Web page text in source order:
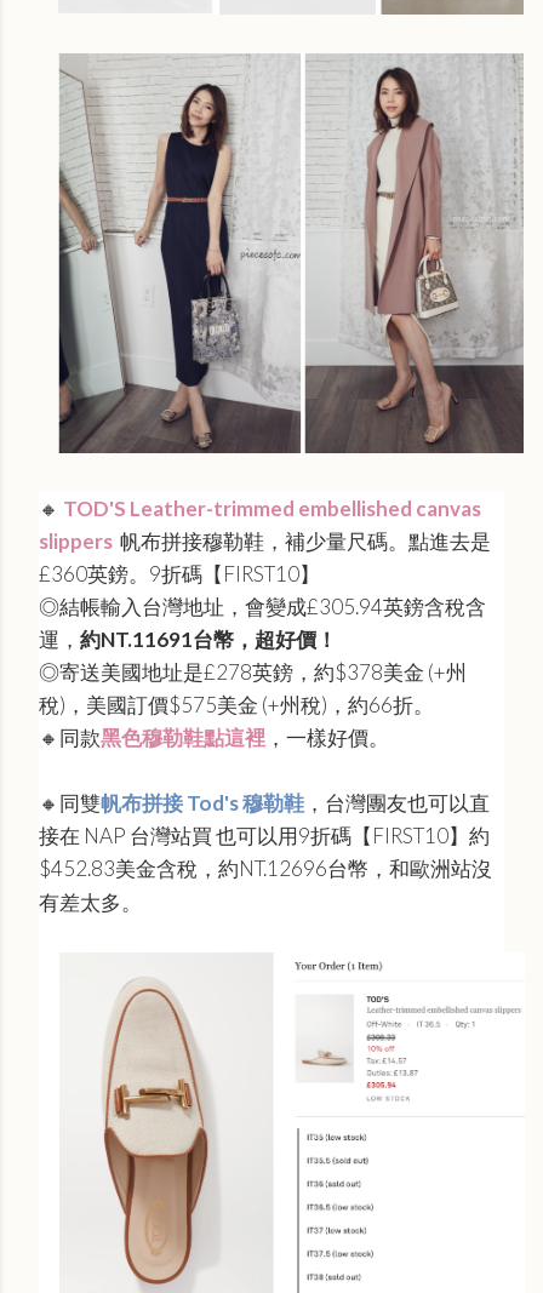
🔸 TOD'S Leather-trimmed embellished canvas
slippers 帆布拼接穆勒鞋，補少量尺碼。點進去是
£360英鎊。 9折碼【FIRST10】
◎結帳輸入台灣地址，會變成£305.94英鎊含稅含
運， 約NT.11691台幣，超好價！
◎寄送美國地址是£278英鎊，約$378美金 (+州
稅)，美國訂價$575美金 (+州稅)，約66折。
🔸同款黑色穆勒鞋點這裡 ，一樣好價。
🔸同雙帆布拼接 Tod's 穆勒鞋 ， 台灣團友也可以直
接在 NAP 台灣站買 也可以用9折碼【FIRST10】約
$452.83美金含稅，約NT.12696台幣，和歐洲站沒
有差太多。